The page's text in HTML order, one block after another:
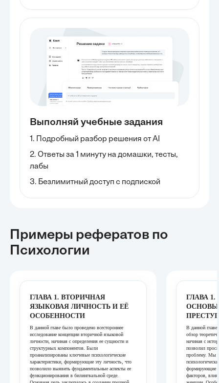
Выполняй учебные задания
1. Подробный разбор решения от AI
2. Ответы за 1 минуту на домашки, тесты,
лабы
3. Безлимитный доступ с подпиской
Примеры рефератов по
Психологии
ГЛАВА 1. ВТОРИЧНАЯ
ЯЗЫКОВАЯ ЛИЧНОСТЬ И ЕЁ
ОСОБЕННОСТИ
В данной главе было проведено всестороннее
исследование концепции вторичной языковой
личности, начиная с определения ее сущности и
структурных компонентов. Были
проанализированы ключевые психологические
характеристики, формирующие эту личность, что
позволило выявить фундаментальные аспекты ее
функционирования в билингвальной среде.
ГЛАВА
В данной главе
обзор
начиная с
позволил
проблему. Мы
формирующие
факторов,